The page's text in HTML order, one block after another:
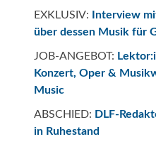
EXKLUSIV:
Interview
über dessen Musik für
JOB-ANGEBOT:
Konzert, Oper &
Music
ABSCHIED: DLF-
in Ruhestand